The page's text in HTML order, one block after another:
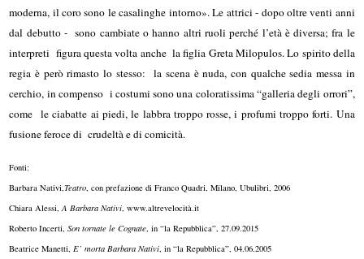
moderna, il coro sono le casalinghe intorno». Le attrici - dopo oltre venti anni
dal debutto - sono cambiate o hanno altri ruoli perché l’età è diversa; fra le
interpreti figura questa volta anche la figlia Greta Milopulos. Lo spirito della
regia è però rimasto lo stesso: la scena è nuda, con qualche sedia messa in
cerchio, in compenso i costumi sono una coloratissima “galleria degli orrori”,
come le ciabatte ai piedi, le labbra troppo rosse, i profumi troppo forti. Una
fusione feroce di crudeltà e di comicità.
Fonti:
Barbara Nativi,Teatro , con prefazione di Franco Quadri, Milano, Ubulibri, 2006
Chiara Alessi,A Barbara Nativi , www.altrevelocità.it
Roberto Incerti,Son tornate le Cognate , in “la Repubblica”, 27.09.2015
Beatrice Manetti, E’ morta Barbara Nativi , in “la Repubblica”, 04.06.2005